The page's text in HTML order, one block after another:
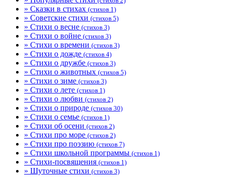
» Сказки в стихах (стихов 1)
» Советские стихи (стихов 5)
» Стихи о весне (стихов 3)
» Стихи о войне (стихов 3)
» Стихи о времени (стихов 3)
» Стихи о дожде (стихов 4)
» Стихи о дружбе (стихов 3)
» Стихи о животных (стихов 5)
» Стихи о зиме (стихов 3)
» Стихи о лете (стихов 1)
» Стихи о любви (стихов 2)
» Стихи о природе (стихов 30)
» Стихи о семье (стихов 1)
» Стихи об осени (стихов 2)
» Стихи про море (стихов 2)
» Стихи про поэзию (стихов 7)
» Стихи школьной программы (стихов 1)
» Стихи-посвящения (стихов 1)
» Шуточные стихи (стихов 3)